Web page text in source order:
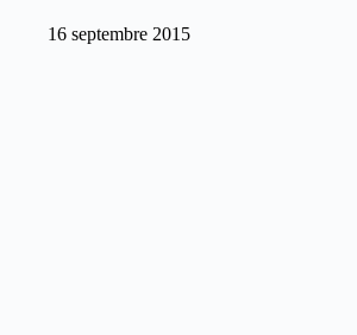
16 septembre 2015